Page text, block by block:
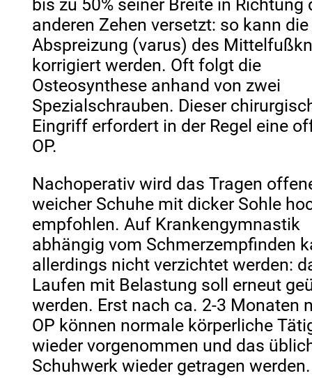
bis zu 50% seiner Breite in Richtung
anderen Zehen versetzt: so kann die
Abspreizung (varus) des
korrigiert werden. Oft folgt die
Osteosynthese anhand von zwei
Spezialschrauben. Dieser
Eingriff erfordert in der Regel eine
OP.
Nachoperativ wird das Tragen
weicher Schuhe mit dicker Sohle
empfohlen. Auf Krankengymnastik
abhängig vom Schmerzempfinden
allerdings nicht verzichtet werden:
Laufen mit Belastung soll erneut
werden. Erst nach ca. 2-3 Monaten
OP können normale körperliche
wieder vorgenommen und das
Schuhwerk wieder getragen